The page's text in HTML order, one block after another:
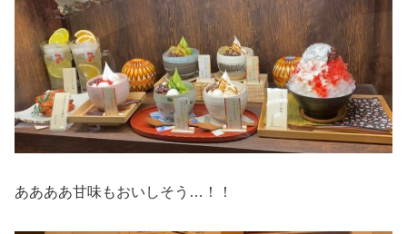
ああああ甘味もおいしそう…！！